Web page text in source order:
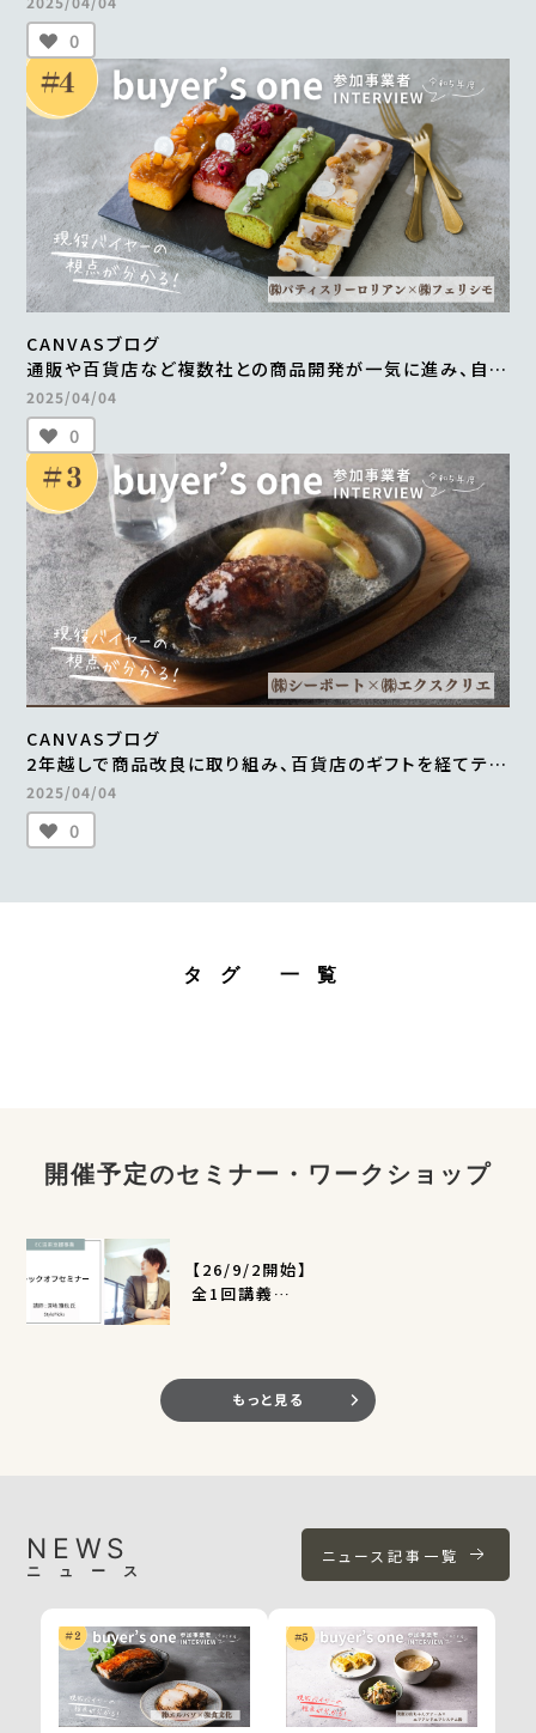
＜from buyer’s one＞
0
CANVASブログ
通販や百貨店など複数社との商品開発が一気に進み、自社
だけでは成し得なかった販路の拡大を実現 ＜from
buyer’s one＞
2025/04/04
0
CANVASブログ
2年越しで商品改良に取り組み、百貨店のギフトを経てテレ
ビ通販で1000万円の売上を実現 ＜from buyer’s one
＞
2025/04/04
0
タグ 一覧
開催予定のセミナー・ワークショップ
【26/9/2開始】
全1回講義
もっと見る
NEWS
ニュース
ニュース記事一覧